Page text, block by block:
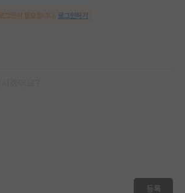
그인이 필요합니다. 로그인하기
등록